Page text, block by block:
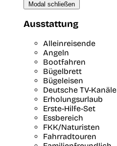
Modal schließen
Ausstattung
Alleinreisende
Angeln
Bootfahren
Bügelbrett
Bügeleisen
Deutsche TV-Kanäle
Erholungsurlaub
Erste-Hilfe-Set
Essbereich
FKK/Naturisten
Fahrradtouren